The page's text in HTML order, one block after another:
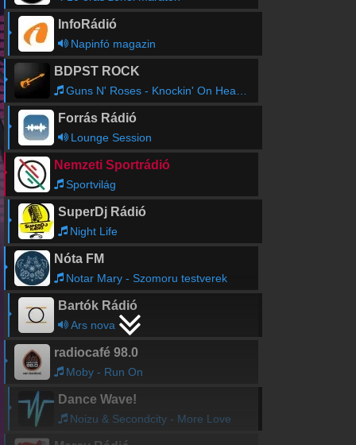
InfoRádió
Napinfó magazin
BDPST ROCK
Guns N' Roses - Knockin' On Heaven's Door
Forrás Rádió
Lounge Session
Nemzeti Sportrádió
Sportvilág
SuperDj Rádió
Night Life
Nóta FM
Notar Mary - Szomoru testverek
Bartók Rádió
Ars nova
radiocafé 98.0
Moby - Run On
Dance Wave!
Noizu & Secondcity - More Love